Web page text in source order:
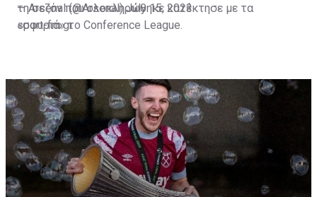
τη σεζόν που ολοκληρώθηκε κατέκτησε με τα
«σφυριά» το Conference League.
— Arsenal (@Arsenal)July 15, 2023
sport-fm.gr